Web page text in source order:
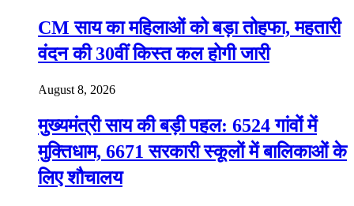
CM साय का महिलाओं को बड़ा तोहफा, महतारी
वंदन की 30वीं किस्त कल होगी जारी
August 8, 2026
मुख्यमंत्री साय की बड़ी पहल: 6524 गांवों में
मुक्तिधाम, 6671 सरकारी स्कूलों में बालिकाओं के
लिए शौचालय